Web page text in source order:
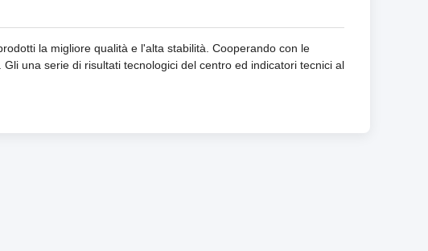
la migliore qualità e l'alta stabilità. Cooperando con le
una serie di risultati tecnologici del centro ed indicatori tecnici al